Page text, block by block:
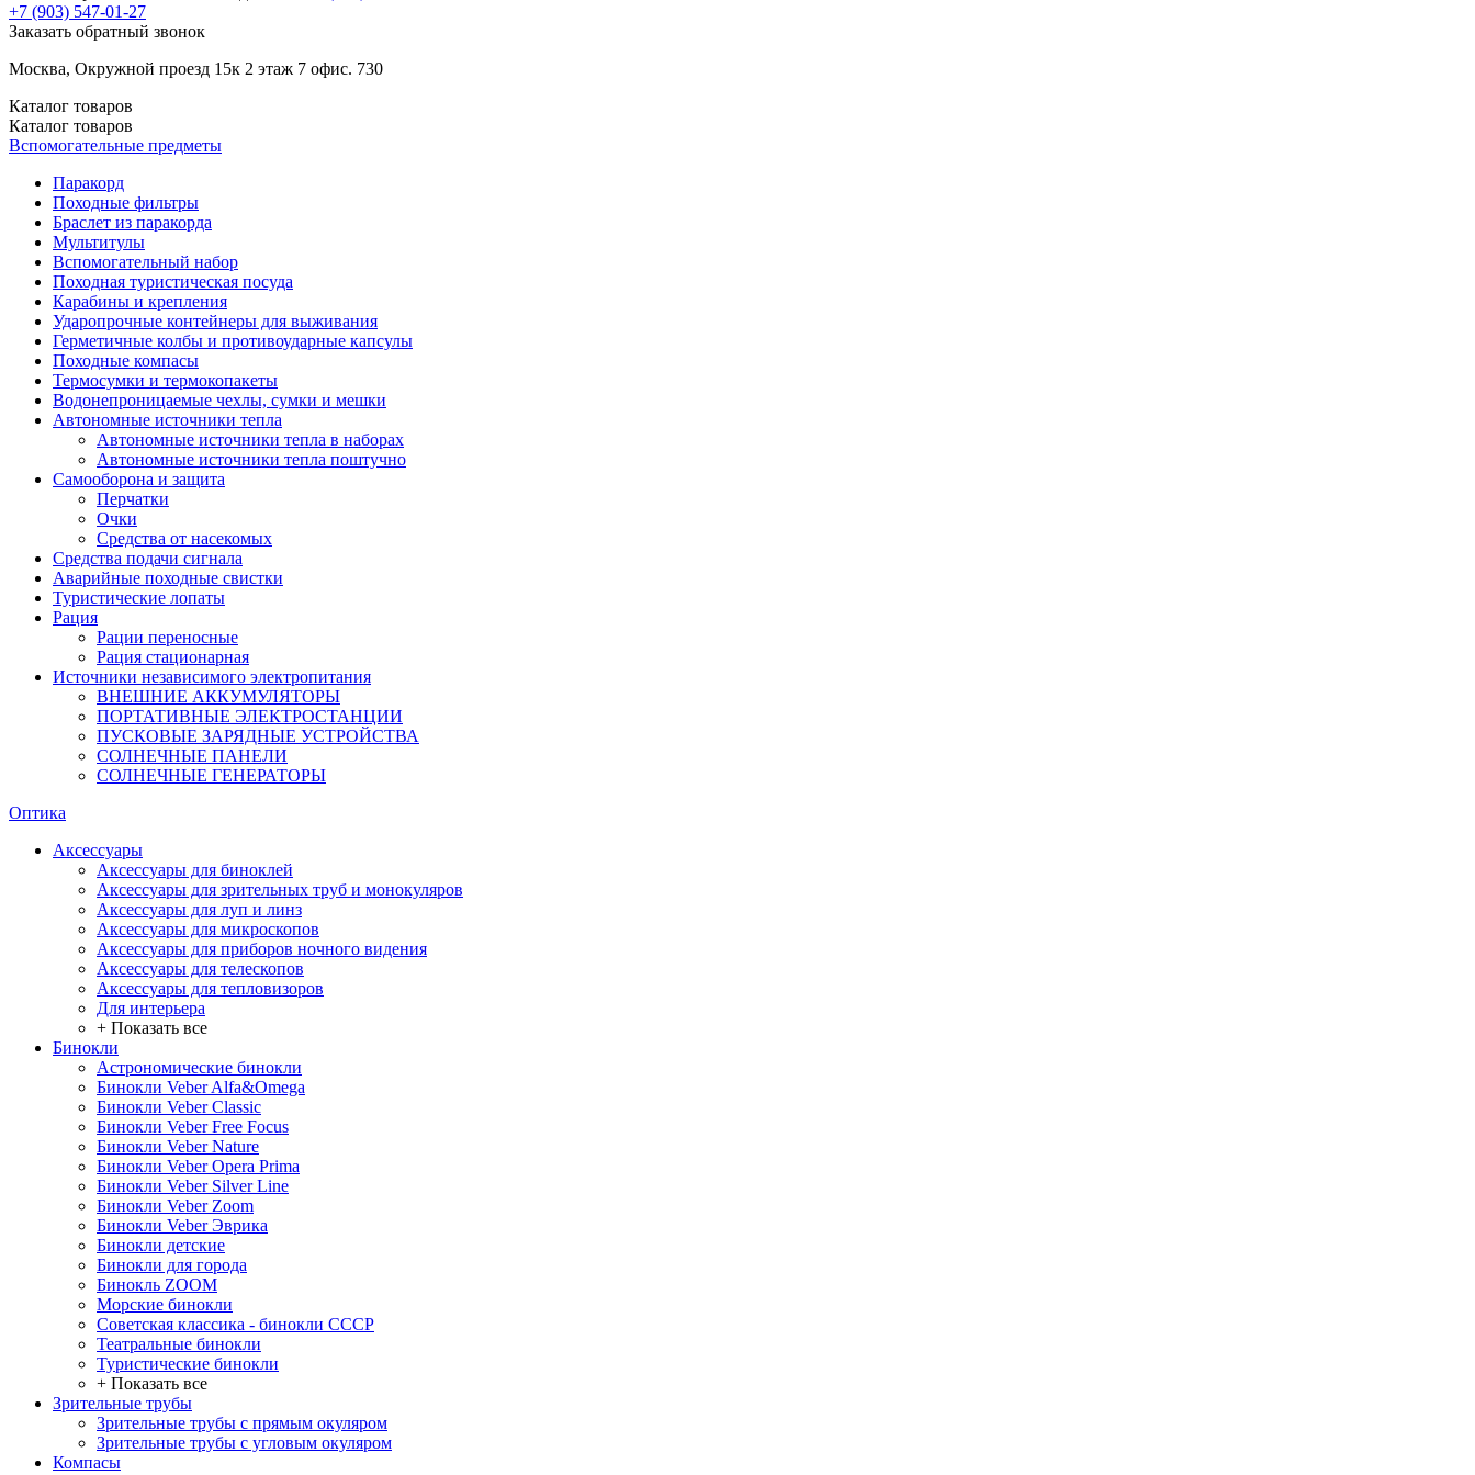
+7 (903) 547-01-27
Заказать обратный звонок
Москва, Окружной проезд 15к 2 этаж 7 офис. 730
Каталог товаров
Каталог товаров
Вспомогательные предметы
Паракорд
Походные фильтры
Браслет из паракорда
Мультитулы
Вспомогательный набор
Походная туристическая посуда
Карабины и крепления
Ударопрочные контейнеры для выживания
Герметичные колбы и противоударные капсулы
Походные компасы
Термосумки и термокопакеты
Водонепроницаемые чехлы, сумки и мешки
Автономные источники тепла
Автономные источники тепла в наборах
Автономные источники тепла поштучно
Самооборона и защита
Перчатки
Очки
Средства от насекомых
Средства подачи сигнала
Аварийные походные свистки
Туристические лопаты
Рация
Рации переносные
Рация стационарная
Источники независимого электропитания
ВНЕШНИЕ АККУМУЛЯТОРЫ
ПОРТАТИВНЫЕ ЭЛЕКТРОСТАНЦИИ
ПУСКОВЫЕ ЗАРЯДНЫЕ УСТРОЙСТВА
СОЛНЕЧНЫЕ ПАНЕЛИ
СОЛНЕЧНЫЕ ГЕНЕРАТОРЫ
Оптика
Аксессуары
Аксессуары для биноклей
Аксессуары для зрительных труб и монокуляров
Аксессуары для луп и линз
Аксессуары для микроскопов
Аксессуары для приборов ночного видения
Аксессуары для телескопов
Аксессуары для тепловизоров
Для интерьера
+ Показать все
Бинокли
Астрономические бинокли
Бинокли Veber Alfa&Omega
Бинокли Veber Classic
Бинокли Veber Free Focus
Бинокли Veber Nature
Бинокли Veber Opera Prima
Бинокли Veber Silver Line
Бинокли Veber Zoom
Бинокли Veber Эврика
Бинокли детские
Бинокли для города
Бинокль ZOOM
Морские бинокли
Советская классика - бинокли СССР
Театральные бинокли
Туристические бинокли
+ Показать все
Зрительные трубы
Зрительные трубы с прямым окуляром
Зрительные трубы с угловым окуляром
Компасы